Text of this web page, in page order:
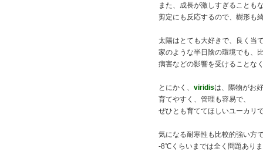
また、成長が激しすぎることも
剪定にも反応するので、樹形も
太陽はとても大好きで、良く当
家のような半日陰の環境でも、
病害などの影響を受けることな
とにかく、 viridisは、際物がお
育てやすく、管理も容易で、
ぜひとも育ててほしいユーカリ
気になる耐寒性も比較的強い方
-8℃くらいまでは全く問題あり